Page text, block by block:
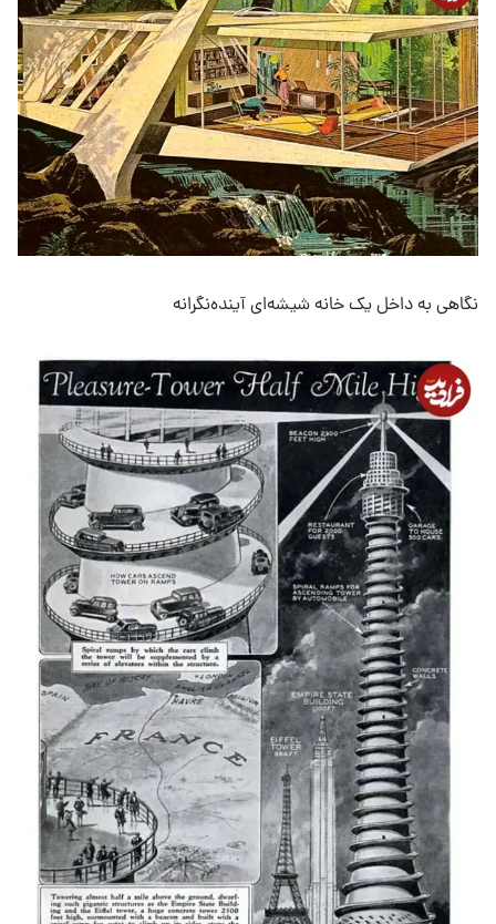
نگاهی به داخل یک خانه شیشه‌ای آینده‌نگرانه